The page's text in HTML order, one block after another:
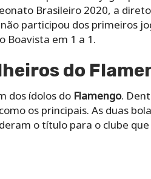
Brasileiro 2020, a
participou dos primeiros
Boavista em 1 a 1.
do
dos ídolos do Flamengo.
os principais. As duas
o título para o clube